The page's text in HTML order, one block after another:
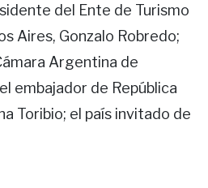
del Ente de Turismo
Aires, Gonzalo Robredo;
Argentina de
embajador de República
Toribio; el país invitado de